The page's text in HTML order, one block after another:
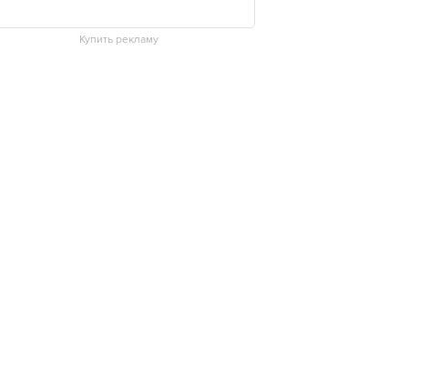
Купить рекламу